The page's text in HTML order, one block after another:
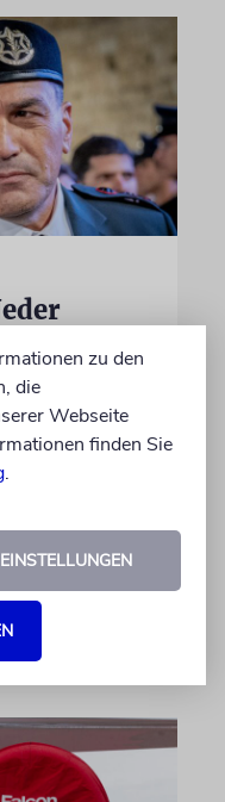
sei
Erfolg erfüllt«,
zu den
die
Webseite
finden Sie
.
EINSTELLUNGEN